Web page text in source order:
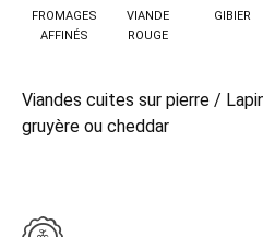
FROMAGES
AFFINÉS
VIANDE
ROUGE
GIBIER
Viandes cuites sur pierre /
gruyère ou cheddar